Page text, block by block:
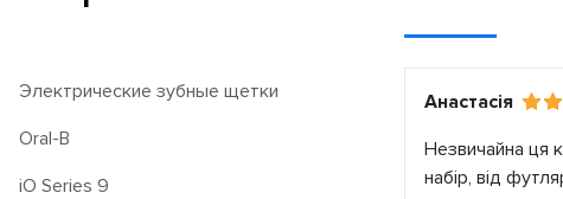
Электрические зубные щетки
Oral-B
iO Series 9
Анастасія
Незвичайна ця
набір, від